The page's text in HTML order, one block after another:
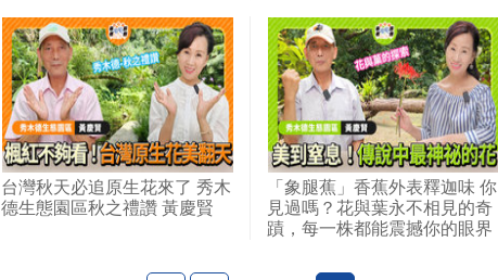
台灣秋天必追原生花來了 秀木
德生態園區秋之禮讚 黃慶賢
「象腿蕉」香蕉外表釋迦味 你
見過嗎？花與葉永不相見的奇
蹟，每一株都能震撼你的眼界